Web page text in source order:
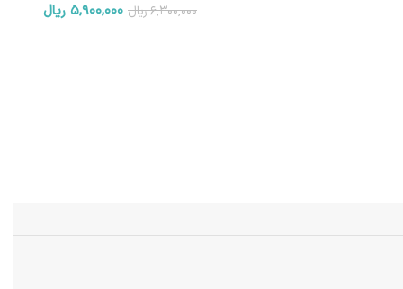
۶,۳۰۰,۰۰۰ریال ۵,۹۰۰,۰۰۰ ریال